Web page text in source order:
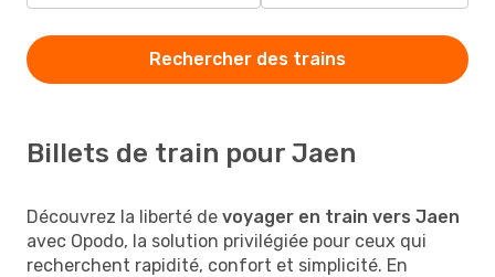
Rechercher des trains
Billets de train pour Jaen
Découvrez la liberté de voyager en train vers Jaen
avec Opodo, la solution privilégiée pour ceux qui
recherchent rapidité, confort et simplicité. En